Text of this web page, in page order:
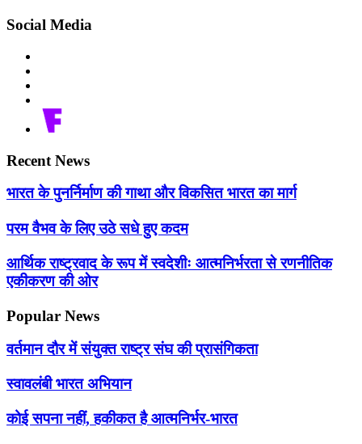
Social Media
Recent News
भारत के पुनर्निर्माण की गाथा और विकसित भारत का मार्ग
परम वैभव के लिए उठे सधे हुए कदम
आर्थिक राष्ट्रवाद के रूप में स्वदेशीः आत्मनिर्भरता से रणनीतिक
एकीकरण की ओर
Popular News
वर्तमान दौर में संयुक्त राष्ट्र संघ की प्रासंगिकता
स्वावलंबी भारत अभियान
कोई सपना नहीं, हकीकत है आत्मनिर्भर-भारत